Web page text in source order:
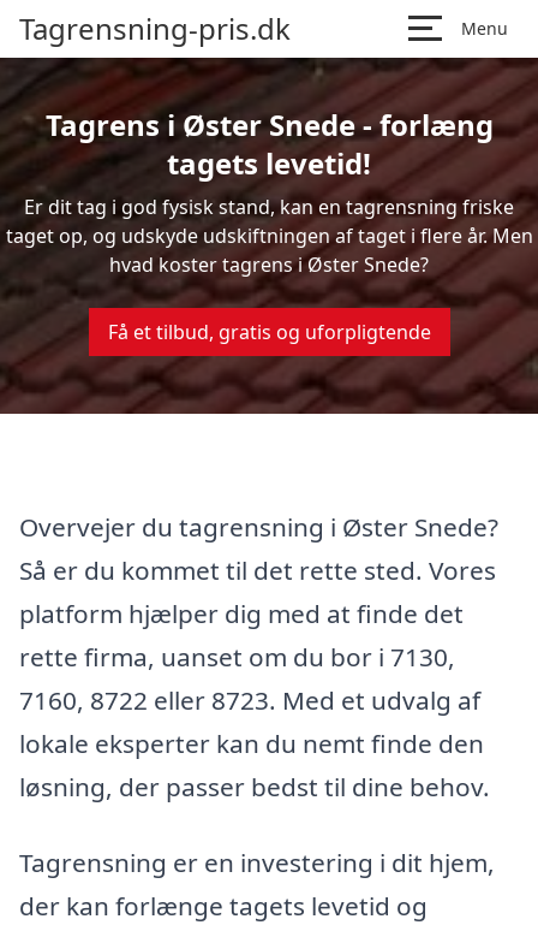
Tagrensning-pris.dk Menu
Tagrens i Øster Snede - forlæng
tagets levetid!
Er dit tag i god fysisk stand, kan en tagrensning friske
taget op, og udskyde udskiftningen af taget i flere år. Men
hvad koster tagrens i Øster Snede?
Få et tilbud, gratis og uforpligtende
Overvejer du tagrensning i Øster Snede?
Så er du kommet til det rette sted. Vores
platform hjælper dig med at finde det
rette firma, uanset om du bor i 7130,
7160, 8722 eller 8723. Med et udvalg af
lokale eksperter kan du nemt finde den
løsning, der passer bedst til dine behov.
Tagrensning er en investering i dit hjem,
der kan forlænge tagets levetid og